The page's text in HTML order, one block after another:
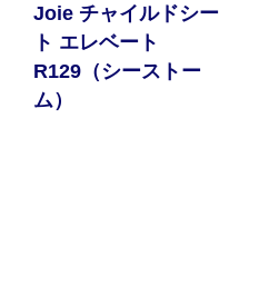
Joie チャイルドシー
ト エレベート
R129（シーストー
ム）